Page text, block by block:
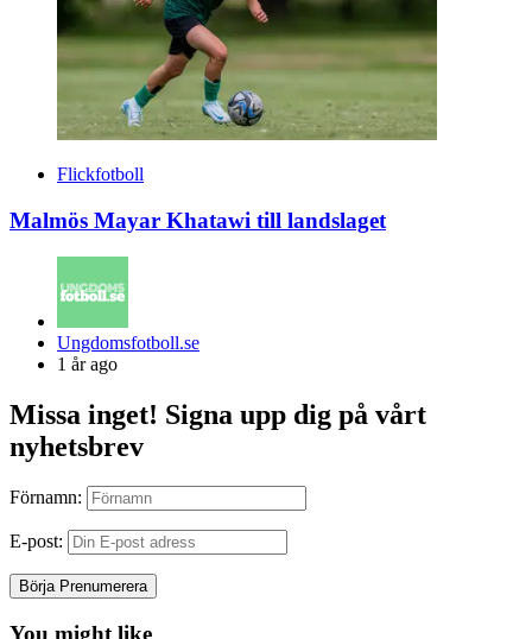
Flickfotboll
Malmös Mayar Khatawi till landslaget
Posted
by
Ungdomsfotboll.se
1 år ago
Missa inget! Signa upp dig på vårt
nyhetsbrev
Förnamn:
E-post:
You might like